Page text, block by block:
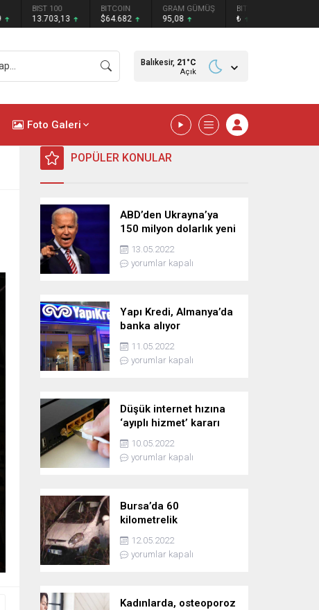
BIST 100
13.703,13
BITCOIN
$64.682
GRAM GÜMÜŞ
95,08
BITCOIN
₺
Balıkesir, 21 °C
Açık
Foto Galeri
POPÜLER KONULAR
ABD’den Ukrayna’ya
150 milyon dolarlık yeni
askeri yardım
13.05.2022
yorumlar kapalı
Yapı Kredi, Almanya’da
banka alıyor
11.05.2022
yorumlar kapalı
Düşük internet hızına
‘ayıplı hizmet’ kararı
10.05.2022
yorumlar kapalı
Bursa’da 60
kilometrelik
kovalamaca!
12.05.2022
yorumlar kapalı
Kadınlarda, osteoporoz